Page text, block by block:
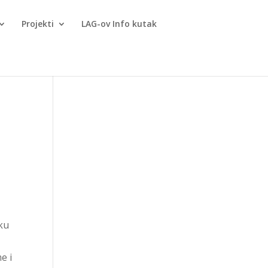
Projekti LAG-ov Info kutak
i